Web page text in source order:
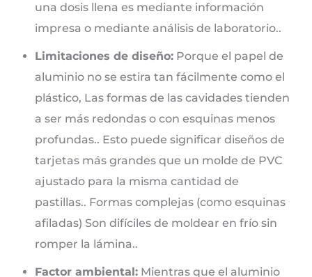
una dosis llena es mediante información
impresa o mediante análisis de laboratorio..
Limitaciones de diseño: Porque el papel de
aluminio no se estira tan fácilmente como el
plástico, Las formas de las cavidades tienden
a ser más redondas o con esquinas menos
profundas.. Esto puede significar diseños de
tarjetas más grandes que un molde de PVC
ajustado para la misma cantidad de
pastillas.. Formas complejas (como esquinas
afiladas) Son difíciles de moldear en frío sin
romper la lámina..
Factor ambiental: Mientras que el aluminio